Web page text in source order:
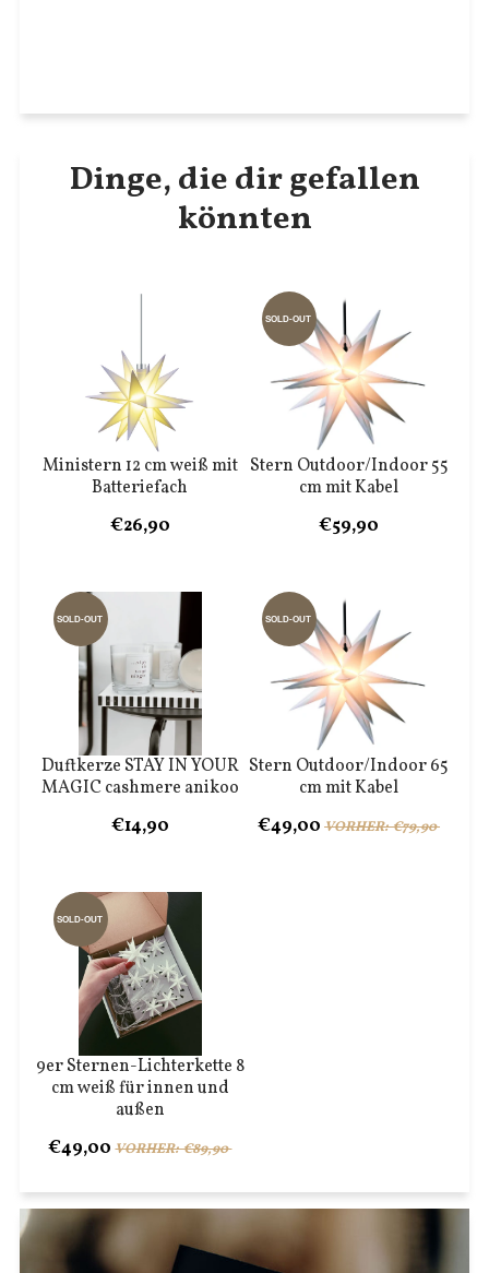
Dinge, die dir gefallen
könnten
Ministern 12 cm weiß mit
Batteriefach
€26,90
Stern Outdoor/Indoor 55
cm mit Kabel
SOLD-OUT
€59,90
Duftkerze STAY IN YOUR
MAGIC cashmere anikoo
SOLD-OUT
€14,90
Stern Outdoor/Indoor 65
cm mit Kabel
SOLD-OUT
€49,00 VORHER: €79,90
9er Sternen-Lichterkette 8
cm weiß für innen und
außen
SOLD-OUT
€49,00 VORHER: €89,90